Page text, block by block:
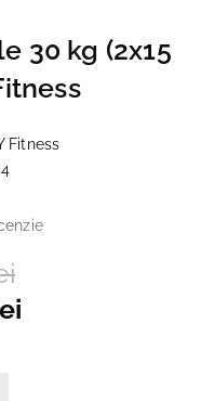
30 kg (2x15
Fitness